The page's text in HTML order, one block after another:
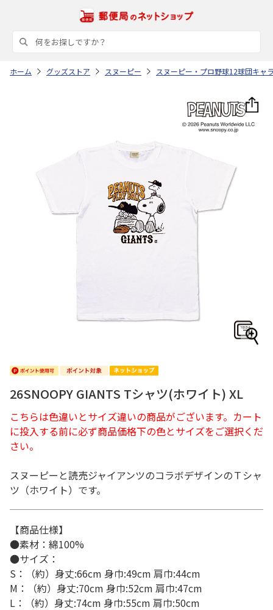
ホーム グッズストア スヌーピー スヌーピー・プロ野球12球団キャ
26SNOOPY GIANTS Tシャツ(ホワイト) XL
こちらは色違いとサイズ違いの商品がございます。カート
に投入する前に必ず商品価格下の色とサイズをご選択くだ
さい。
スヌーピーと読売ジャイアンツのコラボデザインのＴシャ
ツ（ホワイト）です。
【商品仕様】
●素材：綿100%
●サイズ：
S：（約）身丈:66cm 身巾:49cm 肩巾:44cm
M：（約）身丈:70cm 身巾:52cm 肩巾:47cm
L：（約）身丈:74cm 身巾:55cm 肩巾:50cm